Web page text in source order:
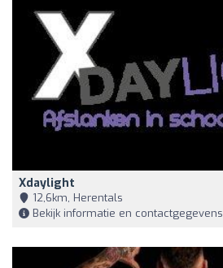
Xdaylight
12,6km, Herentals
Bekijk informatie en contactgegevens